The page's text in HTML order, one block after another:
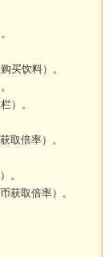
买饮料）。
）。
取倍率）。
。
获取倍率）。